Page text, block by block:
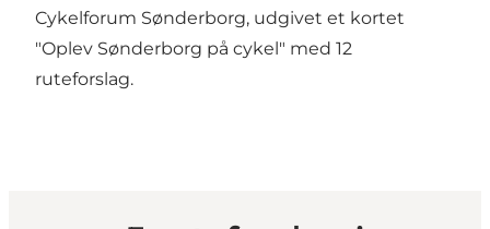
Cykelforum Sønderborg, udgivet et kortet
"Oplev Sønderborg på cykel" med 12
ruteforslag.